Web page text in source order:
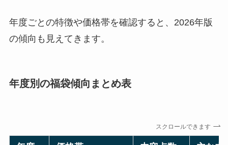
年度ごとの特徴や価格帯を確認すると、2026年版
の傾向も見えてきます。
年度別の福袋傾向まとめ表
スクロールできます